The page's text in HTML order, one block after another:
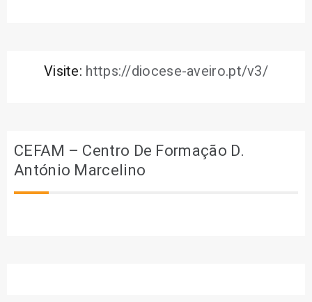
Visite: https://diocese-aveiro.pt/v3/
CEFAM – Centro De Formação D.
António Marcelino